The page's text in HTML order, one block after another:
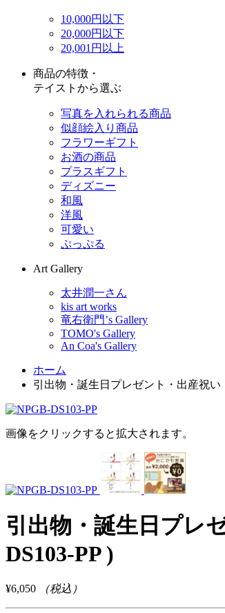
10,000円以下
20,000円以下
20,001円以上
商品の特徴・
テイストから選ぶ
写真を入れられる商品
似顔絵入り商品
フラワーギフト
お酒の商品
プラスギフト
ディズニー
和風
洋風
可愛い
ぷっぷる
Art Gallery
太井潤一さん
kis art works
竜右衛門’s Gallery
TOMO's Gallery
An Coa's Gallery
ホーム
引出物・誕生日プレゼント・出産祝い
画像をクリックすると拡大されます。
引出物・誕生日プレ
DS103-PP )
¥6,050 （税込）